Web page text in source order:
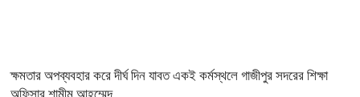
ক্ষমতার অপব্যবহার করে দীর্ঘ দিন যাবত একই কর্মস্থলে গাজীপুর সদরের শিক্ষা